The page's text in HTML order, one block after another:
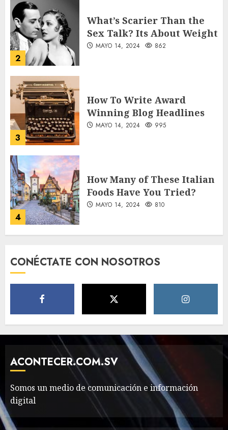
2
What’s Scarier Than the
Sex Talk? Its About Weight
MAYO 14, 2024 862
3
How To Write Award
Winning Blog Headlines
MAYO 14, 2024 995
4
How Many of These Italian
Foods Have You Tried?
MAYO 14, 2024 810
Classic Cars in a Retro
The full story of
Thailand’s extraordinary
cave rescue
MAYO 14, 2024 1002
Valentino Goes
Deliberately Feminine for
CONÉCTATE CON NOSOTROS
ACONTECER.COM.SV
Somos un medio de comunicación e información
digital